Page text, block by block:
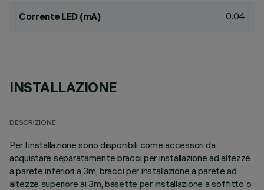
Corrente LED (mA) 0.04
INSTALLAZIONE
DESCRIZIONE
Per l’installazione sono disponibili come accessori da
acquistare separatamente bracci per installazione ad altezze
a parete inferiori a 3m, bracci per installazione a parete ad
altezze superiore ai 3m, basette per installazione a soffitto o